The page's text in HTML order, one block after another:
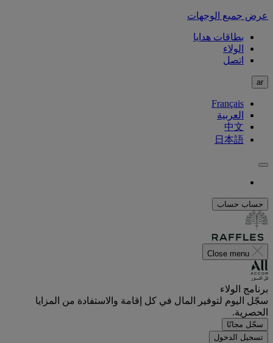
عرض جميع الوجهات
بطاقات هدايا
الولاء
اتصل
ar
Français
العربية
中文
日本語
حساب حساب
Close menu
برنامج الولاء
سجّل اليوم لتوفير المال في كل إقامة والاستفادة من المزايا
الحصرية.
سجّل مجانًا
تسجيل الدخول